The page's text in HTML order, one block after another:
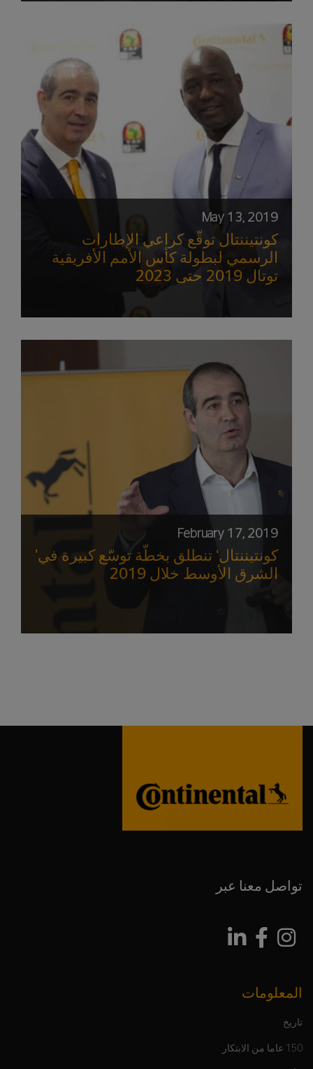
May 13, 2019
كونتيننتال توقّع كراعي الإطارات
الرسمي لبطولة كأس الأمم الأفريقية
توتال 2019 حتى 2023
February 17, 2019
’كونتيننتال‘ تنطلق بخطّة توسّع كبيرة في
الشرق الأوسط خلال 2019
تواصل معنا عبر
المعلومات
تاريخ
150 عاما من الابتكار